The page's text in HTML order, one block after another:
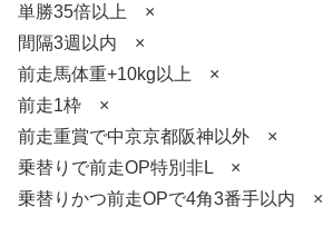
単勝35倍以上 ×
間隔3週以内 ×
前走馬体重+10kg以上 ×
前走1枠 ×
前走重賞で中京京都阪神以外 ×
乗替りで前走OP特別非L ×
乗替りかつ前走OPで4角3番手以内 ×